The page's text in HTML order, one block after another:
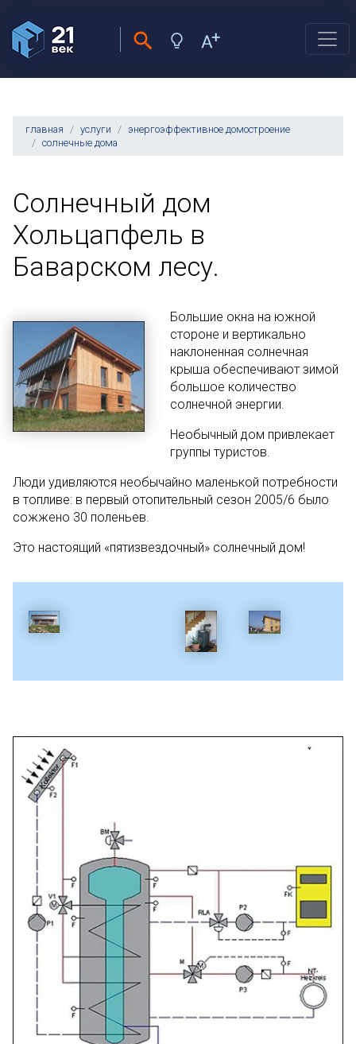
главная услуги
энергоэффективное домостроение
солнечные дома
Солнечный дом
Хольцапфель в
Баварском лесу.
Большие окна на южной
стороне и вертикально
наклоненная солнечная
крыша обеспечивают зимой
большое количество
солнечной энергии.
Необычный дом привлекает
группы туристов.
Люди удивляются необычайно маленькой потребности
в топливе: в первый отопительный сезон 2005/6 было
сожжено 30 поленьев.
Это настоящий «пятизвездочный» солнечный дом!